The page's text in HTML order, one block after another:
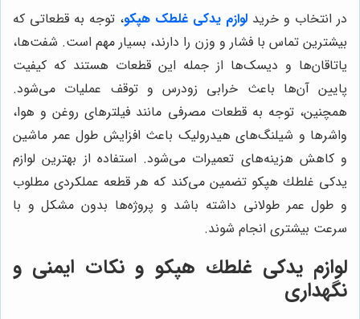
در انتخاب و خرید لوازم یدکی غلطک هپکو، توجه به قطعاتی که
بیشترین تماس با فشار و وزن را دارند، بسیار مهم است. شفت‌ها،
یاتاقان‌ها و دیسک‌ها از جمله این قطعات هستند که کیفیت
پایین آن‌ها باعث خرابی زودرس و توقف عملیات می‌شود.
همچنین، توجه به قطعات مصرفی مانند فیلترهای روغن و هوا،
واشرها و شیلنگ‌های هیدرولیک باعث افزایش طول عمر ماشین
و کاهش هزینه‌های تعمیرات می‌شود. استفاده از بهترین لوازم
يدكى غلطك هپكو تضمین می‌کند که هر قطعه عملکردی مطلوب
و طول عمر طولانی داشته باشد و پروژه‌ها بدون مشکل و با
سرعت بیشتری انجام شوند.
لوازم يدكى غلطك هپكو و نکات ایمنی و
نگهداری